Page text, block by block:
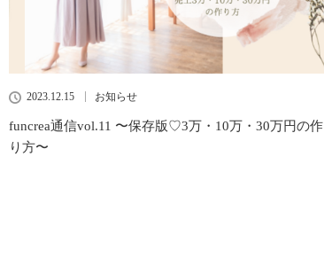
2023.12.15 お知らせ
funcrea通信vol.11 〜保存版♡3万・10万・30万円の作
り方〜